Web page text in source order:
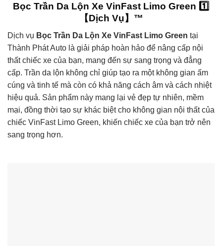
Bọc Trần Da Lộn Xe VinFast Limo Green 1️⃣
【Dịch Vụ】™
Dịch vụ Bọc Trần Da Lộn Xe VinFast Limo Green tại
Thành Phát Auto là giải pháp hoàn hảo để nâng cấp nội
thất chiếc xe của bạn, mang đến sự sang trọng và đẳng
cấp. Trần da lộn không chỉ giúp tạo ra một không gian ấm
cúng và tinh tế mà còn có khả năng cách âm và cách nhiệt
hiệu quả. Sản phẩm này mang lại vẻ đẹp tự nhiên, mềm
mại, đồng thời tạo sự khác biệt cho không gian nội thất của
chiếc VinFast Limo Green, khiến chiếc xe của bạn trở nên
sang trọng hơn.